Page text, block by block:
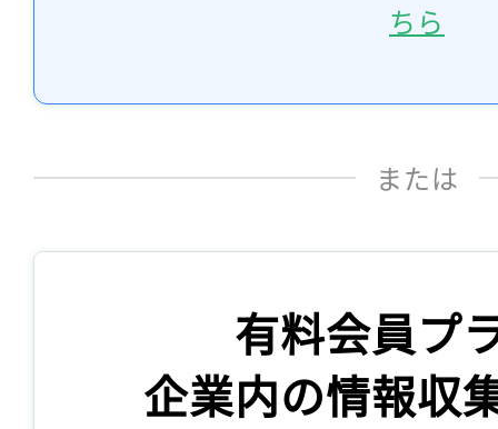
ちら
または
有料会員プ
企業内の情報収